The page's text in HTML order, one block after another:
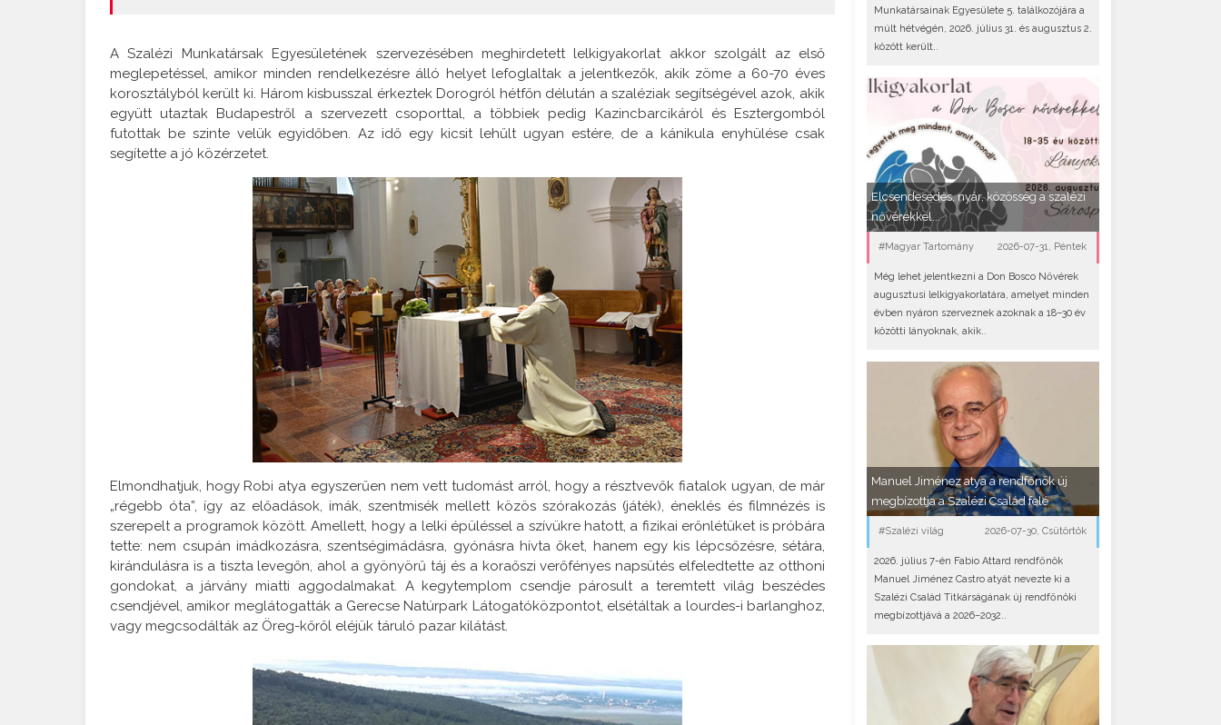
A Szalézi Munkatársak Egyesületének szervezésében meghirdetett lelkigyakorlat akkor szolgált az első
meglepetéssel, amikor minden rendelkezésre álló helyet lefoglaltak a jelentkezők, akik zöme a 60-70 éves
korosztályból került ki. Három kisbusszal érkeztek Dorogról hétfőn délután a szaléziak segítségével azok, akik
együtt utaztak Budapestről a szervezett csoporttal, a többiek pedig Kazincbarcikáról és Esztergomból
futottak be szinte velük egyidőben. Az idő egy kicsit lehűlt ugyan estére, de a kánikula enyhülése csak
segítette a jó közérzetet.
Elmondhatjuk, hogy Robi atya egyszerűen nem vett tudomást arról, hogy a résztvevők fiatalok ugyan, de már
„régebb óta”, így az előadások, imák, szentmisék mellett közös szórakozás (játék), éneklés és filmnézés is
szerepelt a programok között. Amellett, hogy a lelki épüléssel a szívükre hatott, a fizikai erőnlétüket is próbára
tette: nem csupán imádkozásra, szentségimádásra, gyónásra hívta őket, hanem egy kis lépcsőzésre, sétára,
kirándulásra is a tiszta levegőn, ahol a gyönyörű táj és a koraőszi verőfényes napsütés elfeledtette az otthoni
gondokat, a járvány miatti aggodalmakat. A kegytemplom csendje párosult a teremtett világ beszédes
csendjével, amikor meglátogatták a Gerecse Natúrpark Látogatóközpontot, elsétáltak a lourdes-i barlanghoz,
vagy megcsodálták az Öreg-kőről eléjük táruló pazar kilátást.
Munkatársainak Egyesülete 5. találkozójára a
múlt hétvégén, 2026. július 31. és augusztus 2.
között került..
Elcsendesedés, nyár, közösség a szalézi
nővérekkel...
#Magyar Tartomány 2026-07-31, Péntek
Még lehet jelentkezni a Don Bosco Nővérek
augusztusi lelkigyakorlatára, amelyet minden
évben nyáron szerveznek azoknak a 18–30 év
közötti lányoknak, akik..
Manuel Jiménez atya a rendfőnök új
megbízottja a Szalézi Család felé
#Szalézi világ 2026-07-30, Csütörtök
2026. július 7-én Fabio Attard rendfőnök
Manuel Jiménez Castro atyát nevezte ki a
Szalézi Család Titkárságának új rendfőnöki
megbízottjává a 2026–2032..